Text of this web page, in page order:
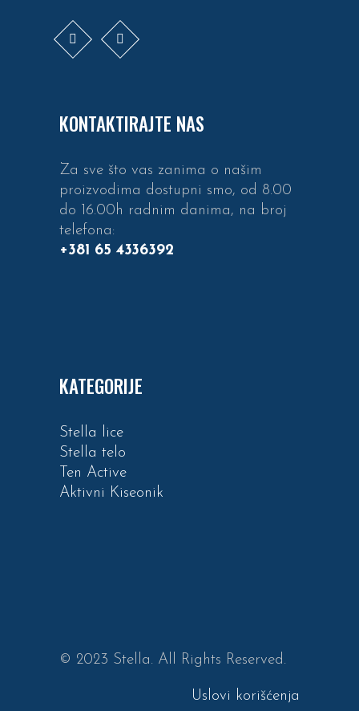
KONTAKTIRAJTE NAS
Za sve što vas zanima o našim
proizvodima dostupni smo, od 8.00
do 16.00h radnim danima, na broj
telefona:
+381 65 4336392
KATEGORIJE
Stella lice
Stella telo
Ten Active
Aktivni Kiseonik
© 2023 Stella. All Rights Reserved.
Uslovi korišćenja